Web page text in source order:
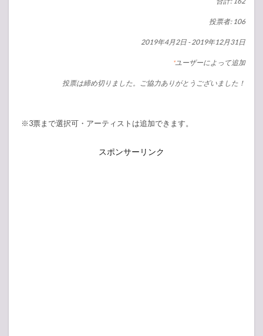
投票者: 106
2019年4月2日 -2019年12月31日
*ユーザーによって追加
投票は締め切りました。ご協力ありがとうございました！
※3票まで選択可・アーティストは追加できます。
スポンサーリンク